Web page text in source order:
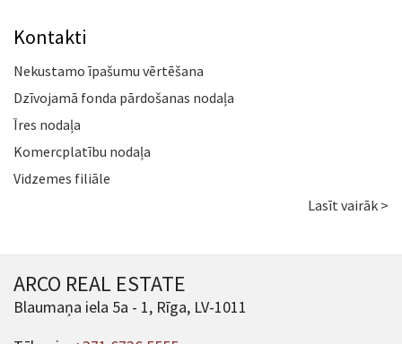
Kontakti
Nekustamo īpašumu vērtēšana
Dzīvojamā fonda pārdošanas nodaļa
Īres nodaļa
Komercplatību nodaļa
Vidzemes filiāle
Lasīt vairāk >
ARCO REAL ESTATE
Blaumaņa iela 5a - 1, Rīga, LV-1011